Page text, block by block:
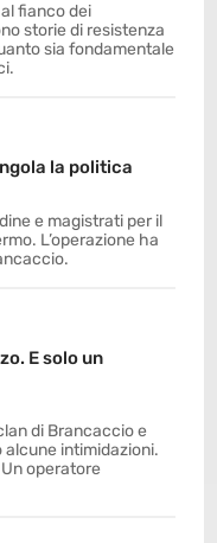
fianco dei
storie di resistenza
sia fondamentale
la politica
e magistrati per il
L’operazione ha
E solo un
di Brancaccio e
alcune intimidazioni.
operatore